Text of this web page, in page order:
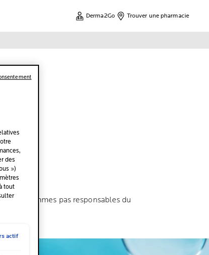
Derma2Go Trouver une pharmacie
ne sommes pas responsables du
des
»)
tout
actif